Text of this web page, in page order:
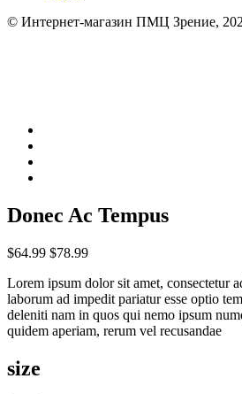
© Интернет-магазин ПМЦ Зрение,
Donec Ac Tempus
$64.99 $78.99
Lorem ipsum dolor sit amet, consectetur
laborum ad impedit pariatur esse optio
deleniti nam in quos qui nemo ipsum
quidem aperiam, rerum vel recusandae
size